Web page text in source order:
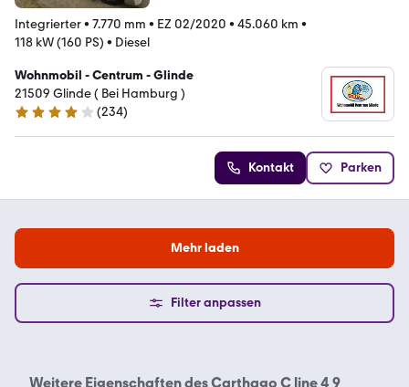
Integrierter• 7.770 mm • EZ 02/2020 • 45.060 km •
118 kW (160 PS) • Diesel
Wohnmobil - Centrum - Glinde
21509 Glinde ( Bei Hamburg )
4.1 Sterne
(234)
Kontakt Parken
Mehr laden
Filter anpassen
Weitere Eigenschaften desCarthago C line 4 9